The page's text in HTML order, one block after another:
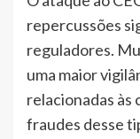
repercussões
reguladores.
uma maior
relacionadas às
fraudes desse